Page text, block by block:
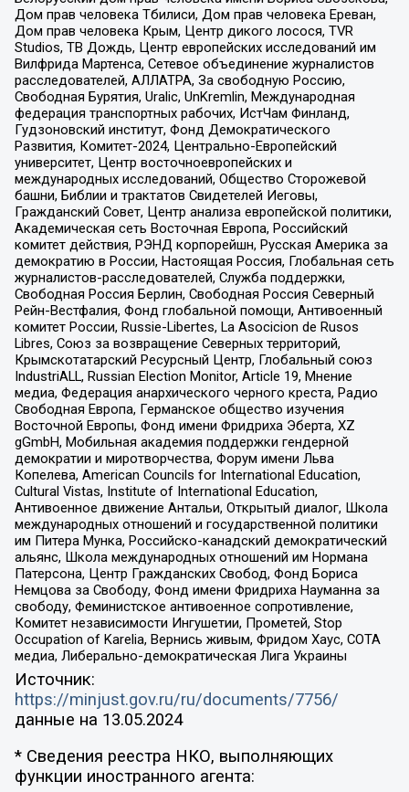
Дом прав человека Тбилиси, Дом прав человека Ереван,
Дом прав человека Крым, Центр дикого лосося, TVR
Studios, ТВ Дождь, Центр европейских исследований им
Вилфрида Мартенса, Сетевое объединение журналистов
расследователей, АЛЛАТРА, За свободную Россию,
Свободная Бурятия, Uralic, UnKremlin, Международная
федерация транспортных рабочих, ИстЧам Финланд,
Гудзоновский институт, Фонд Демократического
Развития, Комитет-2024, Центрально-Европейский
университет, Центр восточноевропейских и
международных исследований, Общество Сторожевой
башни, Библии и трактатов Свидетелей Иеговы,
Гражданский Совет, Центр анализа европейской политики,
Академическая сеть Восточная Европа, Российский
комитет действия, РЭНД корпорейшн, Русская Америка за
демократию в России, Настоящая Россия, Глобальная сеть
журналистов-расследователей, Служба поддержки,
Свободная Россия Берлин, Свободная Россия Северный
Рейн-Вестфалия, Фонд глобальной помощи, Антивоенный
комитет России, Russie-Libertes, La Asocicion de Rusos
Libres, Союз за возвращение Северных территорий,
Крымскотатарский Ресурсный Центр, Глобальный союз
IndustriALL, Russian Election Monitor, Article 19, Мнение
медиа, Федерация анархического черного креста, Радио
Свободная Европа, Германское общество изучения
Восточной Европы, Фонд имени Фридриха Эберта, XZ
gGmbH, Мобильная академия поддержки гендерной
демократии и миротворчества, Форум имени Льва
Копелева, American Councils for International Education,
Cultural Vistas, Institute of International Education,
Антивоенное движение Антальи, Открытый диалог, Школа
международных отношений и государственной политики
им Питера Мунка, Российско-канадский демократический
альянс, Школа международных отношений им Нормана
Патерсона, Центр Гражданских Свобод, Фонд Бориса
Немцова за Свободу, Фонд имени Фридриха Науманна за
свободу, Феминистское антивоенное сопротивление,
Комитет независимости Ингушетии, Прометей, Stop
Occupation of Karelia, Вернись живым, Фридом Хаус, СОТА
медиа, Либерально-демократическая Лига Украины
Источник:
https://minjust.gov.ru/ru/documents/7756/
данные на 13.05.2024
* Сведения реестра НКО, выполняющих
функции иностранного агента: